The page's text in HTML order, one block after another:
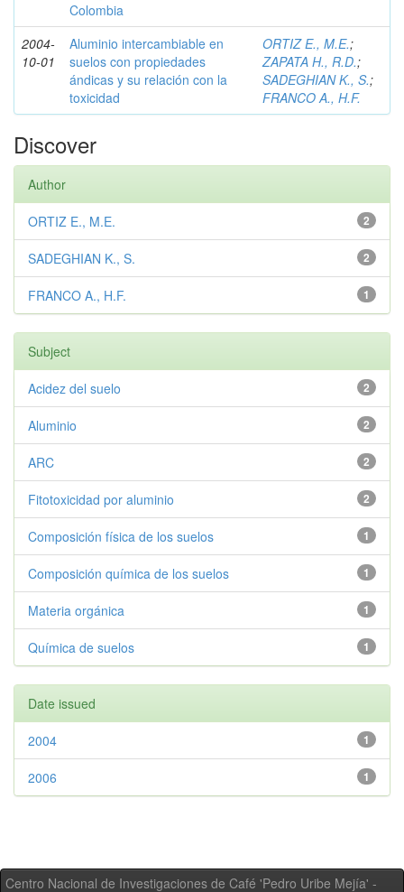
Colombia
2004-
10-01
Aluminio intercambiable en
suelos con propiedades
ándicas y su relación con la
toxicidad
ORTIZ E., M.E.;
ZAPATA H., R.D.;
SADEGHIAN K., S.;
FRANCO A., H.F.
Discover
Author
2
ORTIZ E., M.E.
2
SADEGHIAN K., S.
1
FRANCO A., H.F.
Subject
2
Acidez del suelo
2
Aluminio
2
ARC
2
Fitotoxicidad por aluminio
1
Composición física de los suelos
1
Composición química de los suelos
1
Materia orgánica
1
Química de suelos
Date issued
1
2004
1
2006
Centro Nacional de Investigaciones de Café 'Pedro Uribe Mejía' -